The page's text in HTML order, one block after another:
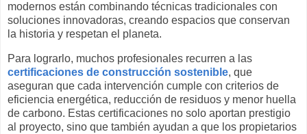
modernos están combinando técnicas tradicionales con
soluciones innovadoras, creando espacios que conservan
la historia y respetan el planeta.
Para lograrlo, muchos profesionales recurren a las
certificaciones de construcción sostenible, que
aseguran que cada intervención cumple con criterios de
eficiencia energética, reducción de residuos y menor huella
de carbono. Estas certificaciones no solo aportan prestigio
al proyecto, sino que también ayudan a que los propietarios